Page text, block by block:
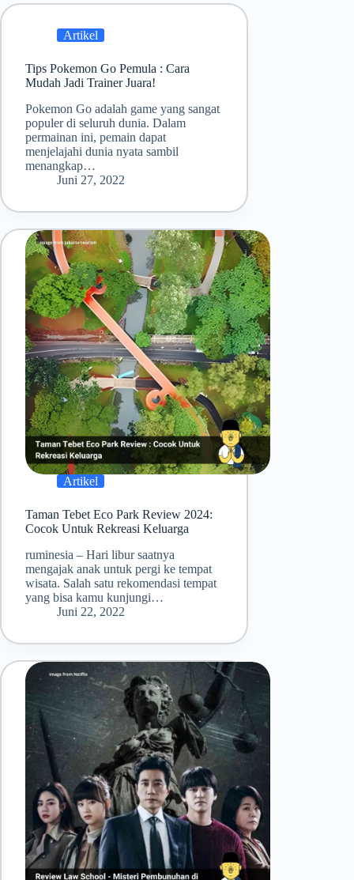
Artikel
Tips Pokemon Go Pemula : Cara
Mudah Jadi Trainer Juara!
Pokemon Go adalah game yang sangat
populer di seluruh dunia. Dalam
permainan ini, pemain dapat
menjelajahi dunia nyata sambil
menangkap…
Juni 27, 2022
Artikel
Taman Tebet Eco Park Review 2024:
Cocok Untuk Rekreasi Keluarga
ruminesia – Hari libur saatnya
mengajak anak untuk pergi ke tempat
wisata. Salah satu rekomendasi tempat
yang bisa kamu kunjungi…
Juni 22, 2022